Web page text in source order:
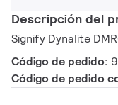
Descripción del
Signify Dynalite
Código de pedido:
Código de pedido